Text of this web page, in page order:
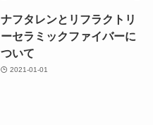
ナフタレンとリフラクトリ
ーセラミックファイバーに
ついて
2021-01-01